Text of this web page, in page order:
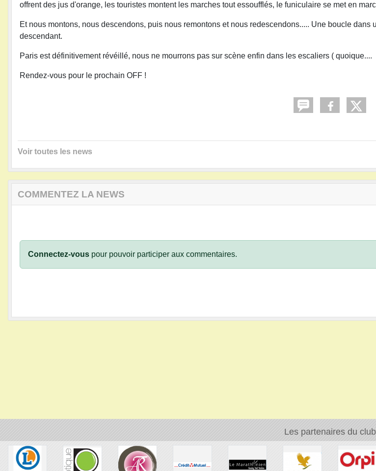
offrent des jus d'orange, les touristes montent les marches tout essoufflés, le funiculaire se met en
Et nous montons, nous descendons, puis nous remontons et nous redescendons..... Une boucle
descendant.
Paris est définitivement révéillé, nous ne mourrons pas sur scène enfin dans les escaliers ( quoique....
Rendez-vous pour le prochain OFF !
Voir toutes les news
COMMENTEZ LA NEWS
Connectez-vous pour pouvoir participer aux commentaires.
Les partenaires du club